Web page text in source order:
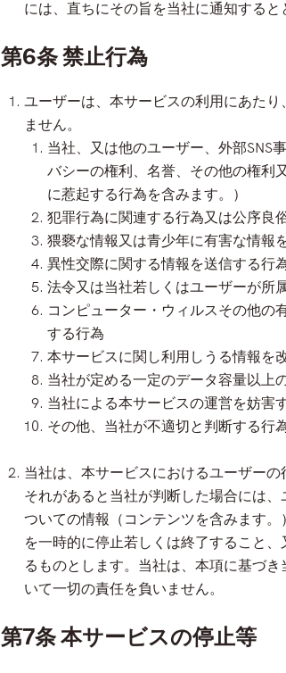
には、直ちにその旨を当社に通知する
第6条 禁止行為
ユーザーは、本サービスの利用にあた
ません。
当社、又は他のユーザー、外部SNS
バシーの権利、名誉、その他の権利
に惹起する行為を含みます。）
犯罪行為に関連する行為又は公序良
猥褻な情報又は青少年に有害な情報
異性交際に関する情報を送信する行
法令又は当社若しくはユーザーが所
コンピューター・ウィルスその他の
する行為
本サービスに関し利用しうる情報を
当社が定める一定のデータ容量以上
当社による本サービスの運営を妨害
その他、当社が不適切と判断する行
当社は、本サービスにおけるユーザー
それがあると当社が判断した場合には
ついての情報（コンテンツを含みます
を一時的に停止若しくは終了すること
るものとします。当社は、本項に基づ
いて一切の責任を負いません。
第7条 本サービスの停止等